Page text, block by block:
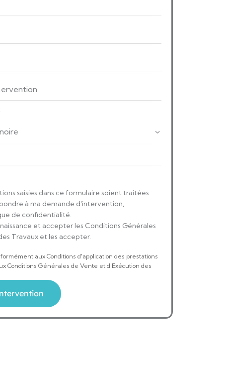
saisies dans ce formulaire soient traitées
à ma demande d'intervention,
de confidentialité.
et accepter les Conditions Générales
Travaux et les accepter.
aux Conditions d'application des prestations
Conditions Générales de Vente et d'Exécution des